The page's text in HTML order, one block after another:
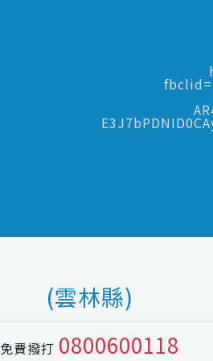
(雲林縣)
免費撥打 0800600118